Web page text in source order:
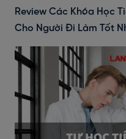
Review Các Khóa Học
Cho Người Đi Làm Tốt